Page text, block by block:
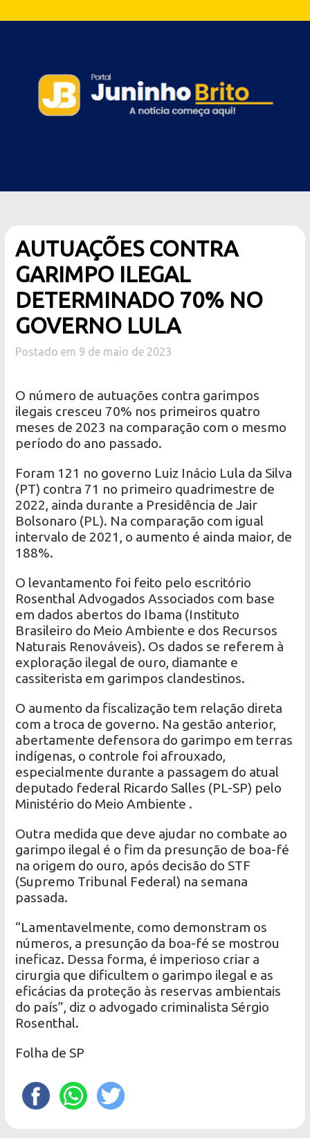
AUTUAÇÕES CONTRA
GARIMPO ILEGAL
DETERMINADO 70% NO
GOVERNO LULA
Postado em 9 de maio de 2023
O número de autuações contra garimpos
ilegais cresceu 70% nos primeiros quatro
meses de 2023 na comparação com o mesmo
período do ano passado.
Foram 121 no governo Luiz Inácio Lula da Silva
(PT) contra 71 no primeiro quadrimestre de
2022, ainda durante a Presidência de Jair
Bolsonaro (PL). Na comparação com igual
intervalo de 2021, o aumento é ainda maior, de
188%.
O levantamento foi feito pelo escritório
Rosenthal Advogados Associados com base
em dados abertos do Ibama (Instituto
Brasileiro do Meio Ambiente e dos Recursos
Naturais Renováveis). Os dados se referem à
exploração ilegal de ouro, diamante e
cassiterista em garimpos clandestinos.
O aumento da fiscalização tem relação direta
com a troca de governo. Na gestão anterior,
abertamente defensora do garimpo em terras
indígenas, o controle foi afrouxado,
especialmente durante a passagem do atual
deputado federal Ricardo Salles (PL-SP) pelo
Ministério do Meio Ambiente .
Outra medida que deve ajudar no combate ao
garimpo ilegal é o fim da presunção de boa-fé
na origem do ouro, após decisão do STF
(Supremo Tribunal Federal) na semana
passada.
“Lamentavelmente, como demonstram os
números, a presunção da boa-fé se mostrou
ineficaz. Dessa forma, é imperioso criar a
cirurgia que dificultem o garimpo ilegal e as
eficácias da proteção às reservas ambientais
do país”, diz o advogado criminalista Sérgio
Rosenthal.
Folha de SP